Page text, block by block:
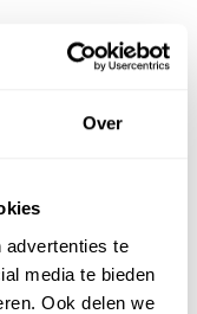
Over
advertenties te
media te bieden
Ook delen we
GLAS
glas worden